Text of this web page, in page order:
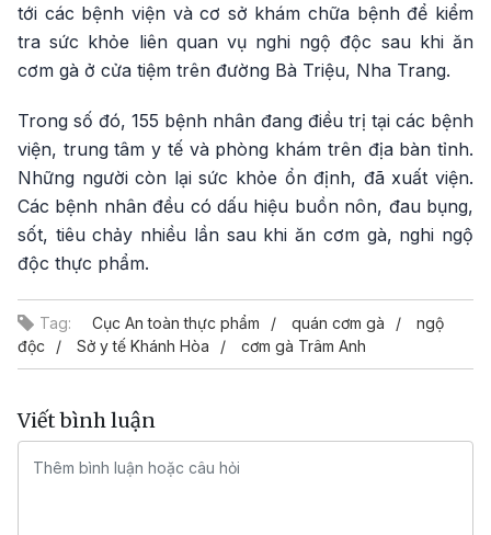
tới các bệnh viện và cơ sở khám chữa bệnh để kiểm
tra sức khỏe liên quan vụ nghi ngộ độc sau khi ăn
cơm gà ở cửa tiệm trên đường Bà Triệu, Nha Trang.
Trong số đó, 155 bệnh nhân đang điều trị tại các bệnh
viện, trung tâm y tế và phòng khám trên địa bàn tỉnh.
Những người còn lại sức khỏe ổn định, đã xuất viện.
Các bệnh nhân đều có dấu hiệu buồn nôn, đau bụng,
sốt, tiêu chảy nhiều lần sau khi ăn cơm gà, nghi ngộ
độc thực phẩm.
Tag: Cục An toàn thực phẩm quán cơm gà
ngộ
độc
Sở y tế Khánh Hòa cơm gà Trâm Anh
Viết bình luận